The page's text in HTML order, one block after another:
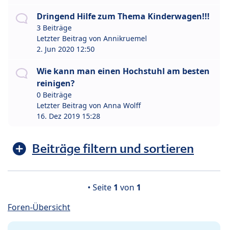
Dringend Hilfe zum Thema Kinderwagen!!!
3 Beiträge
Letzter Beitrag von Annikruemel
2. Jun 2020 12:50
Wie kann man einen Hochstuhl am besten
reinigen?
0 Beiträge
Letzter Beitrag von Anna Wolff
16. Dez 2019 15:28
Beiträge filtern und sortieren
• Seite 1 von 1
Foren-Übersicht